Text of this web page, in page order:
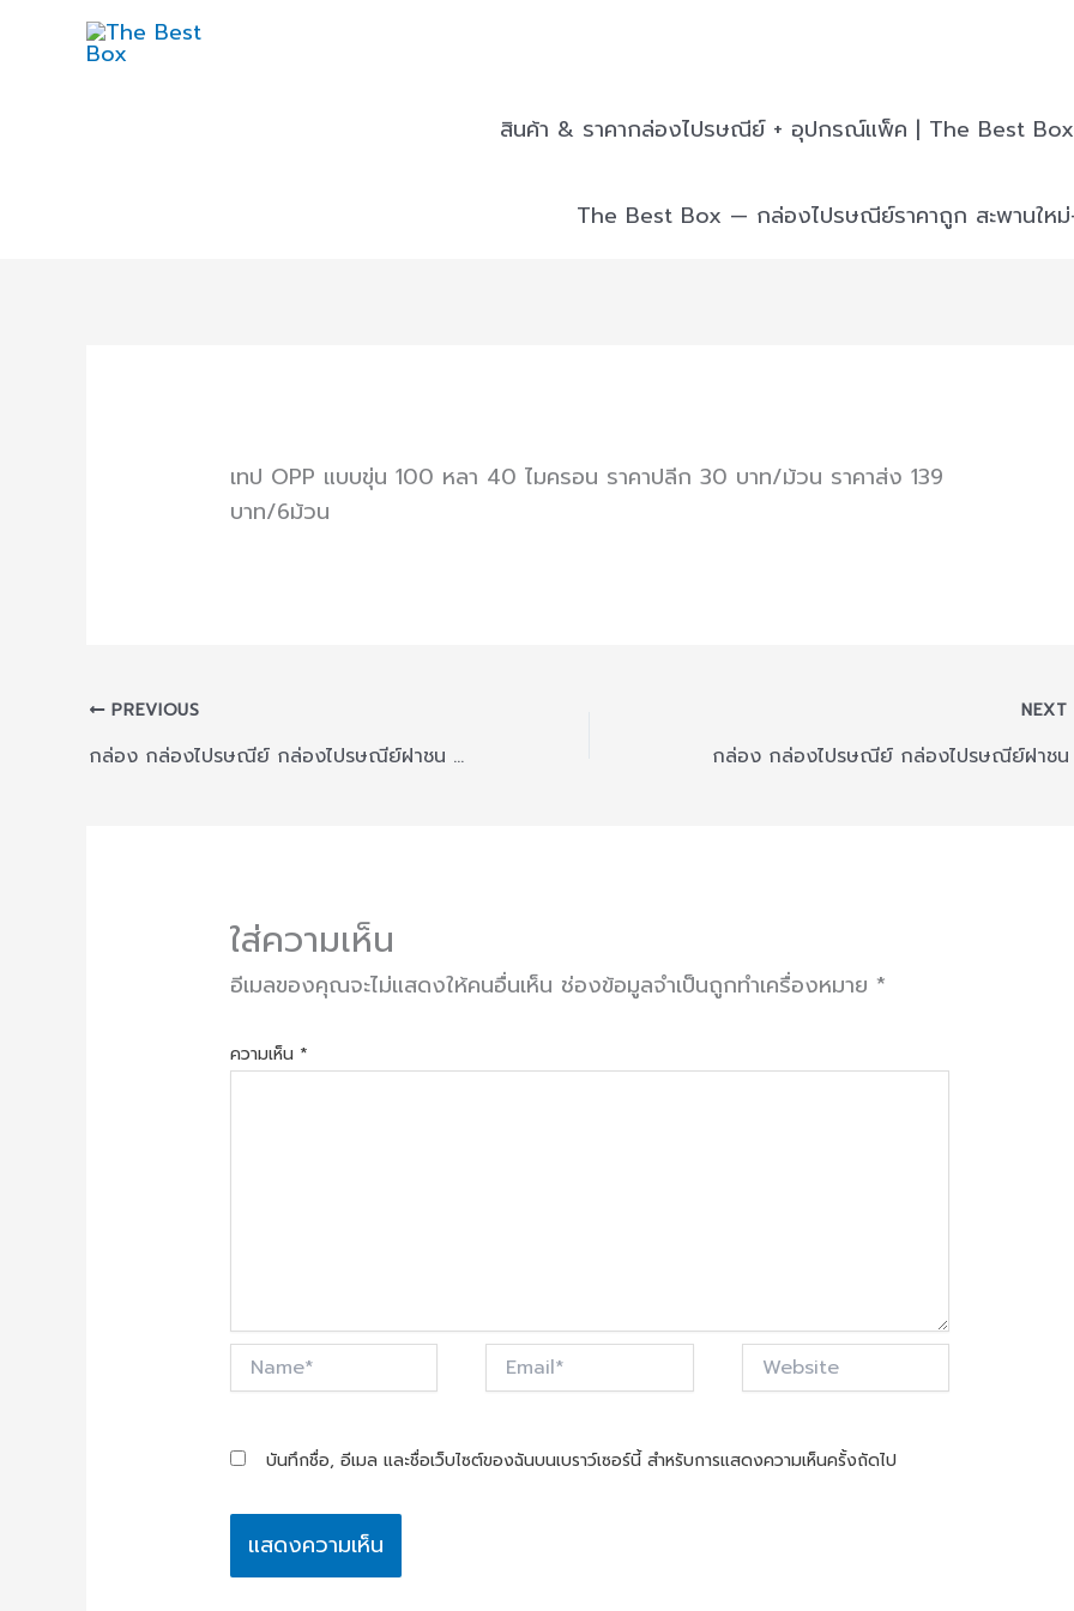
สินค้า & ราคากล่องไปรษณีย์ + อุปกรณ์แพ็ค | The Best Box
The Best Box — กล่องไปรษณีย์ราคาถูก สะพานใหม่
เทป OPP แบบขุ่น 100 หลา 40 ไมครอน ราคาปลีก 30 บาท/ม้วน ราคาส่ง 139
บาท/6ม้วน
PREVIOUS
กล่อง กล่องไปรษณีย์ กล่องไปรษณีย์ฝาชน แบบจ่าหน้า เบอร์ 00 กว้าง 9 x ยาว 14 x สูง 6 cm. (20ใบ)
NEXT
ใส่ความเห็น
อีเมลของคุณจะไม่แสดงให้คนอื่นเห็น ช่องข้อมูลจำเป็นถูกทำเครื่องหมาย *
ความเห็น *
Name* Email* Website
บันทึกชื่อ, อีเมล และชื่อเว็บไซต์ของฉันบนเบราว์เซอร์นี้ สำหรับการแสดงความเห็นครั้งถัดไป